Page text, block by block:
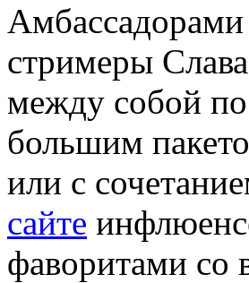
стримеры
между собой
большим
или с
сайте
фаворитами